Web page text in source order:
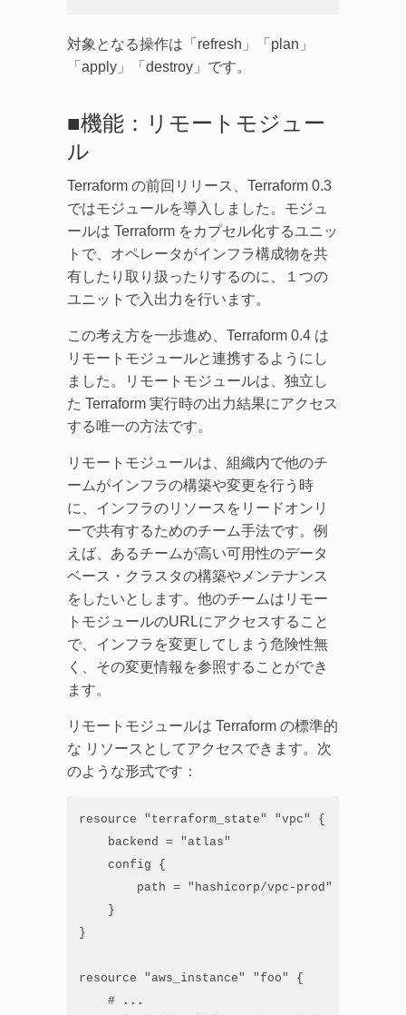
対象となる操作は「refresh」「plan」
「apply」「destroy」です。
■機能：リモートモジュー
ル
Terraform の前回リリース、Terraform 0.3
ではモジュールを導入しました。モジュ
ールは Terraform をカプセル化するユニッ
トで、オペレータがインフラ構成物を共
有したり取り扱ったりするのに、１つの
ユニットで入出力を行います。
この考え方を一歩進め、Terraform 0.4 は
リモートモジュールと連携するようにし
ました。リモートモジュールは、独立し
た Terraform 実行時の出力結果にアクセス
する唯一の方法です。
リモートモジュールは、組織内で他のチ
ームがインフラの構築や変更を行う時
に、インフラのリソースをリードオンリ
ーで共有するためのチーム手法です。例
えば、あるチームが高い可用性のデータ
ベース・クラスタの構築やメンテナンス
をしたいとします。他のチームはリモー
トモジュールのURLにアクセスすること
で、インフラを変更してしまう危険性無
く、その変更情報を参照することができ
ます。
リモートモジュールは Terraform の標準的
な リソースとしてアクセスできます。次
のような形式です：
resource "terraform_state" "vpc" {
backend = "atlas"
config {
path = "hashicorp/vpc-prod"
}
}
resource "aws_instance" "foo" {
# ...